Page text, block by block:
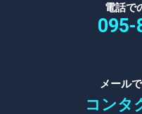
電話で
095-
メール
コンタ